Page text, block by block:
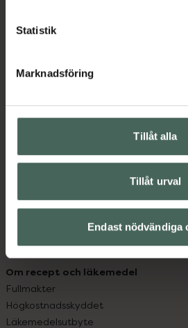
Statistik
Marknadsföring
Tillåt alla
Tillåt urval
Endast nödvändiga
datorn. Oavsett vem du är så är
hjälpa just dig att må lite bättre.
Handla tryggt
Leverans, betalning och retur
Kundklubb
Sajtens tillgänglighet
Köpvillkor
Om recept och läkemedel
Fullmakter
Högkostnadsskyddet
Läkemedelsutbyte